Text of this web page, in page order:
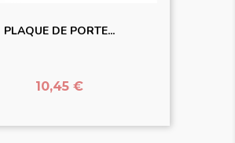
PLAQUE DE PORTE...
Prix
10,45 €